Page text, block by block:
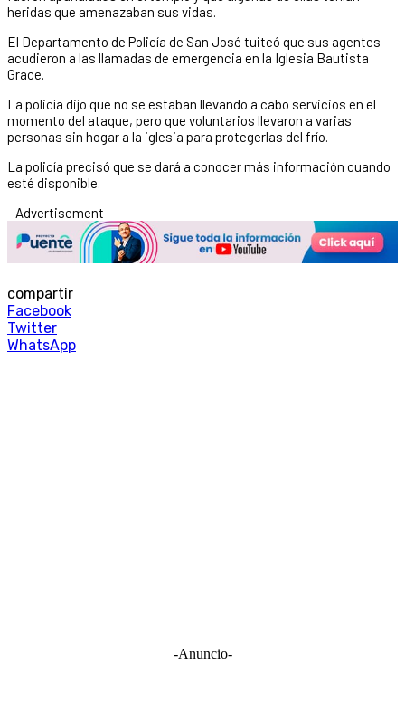
heridas que amenazaban sus vidas.
El Departamento de Policía de San José tuiteó que sus agentes
acudieron a las llamadas de emergencia en la Iglesia Bautista
Grace.
La policía dijo que no se estaban llevando a cabo servicios en el
momento del ataque, pero que voluntarios llevaron a varias
personas sin hogar a la iglesia para protegerlas del frío.
La policía precisó que se dará a conocer más información cuando
esté disponible.
- Advertisement -
compartir
Facebook
Twitter
WhatsApp
-Anuncio-